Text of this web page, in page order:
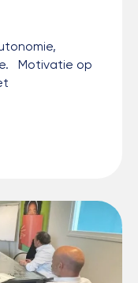
Motivatie op